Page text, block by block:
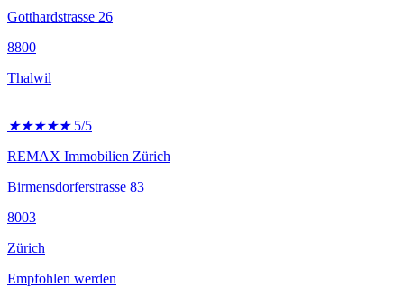
Gotthardstrasse 26
8800
Thalwil
★★★★★ 5/5
REMAX Immobilien Zürich
Birmensdorferstrasse 83
8003
Zürich
Empfohlen werden